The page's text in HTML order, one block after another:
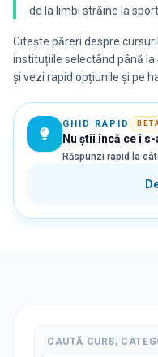
de la limbi străine la
Citește păreri despre
instituțiile selectând până
și vezi rapid opțiunile și pe
GHID RAPID
Nu știi încă ce i
Răspunzi rapid la
CAUTĂ CURS,